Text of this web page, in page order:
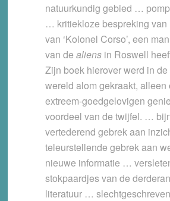
natuurkundig gebied …
… kritiekloze bespreking van
van ‘Kolonel Corso’, een
van de aliensin Roswell
Zijn boek hierover werd in de
wereld alom gekraakt, alleen
extreem-goedgelovigen
voordeel van de twijfel. …
vertederend gebrek aan
teleurstellende gebrek aan
nieuwe informatie …
stokpaardjes van de
literatuur …